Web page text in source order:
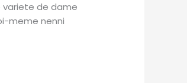
variete de dame
meme nenni